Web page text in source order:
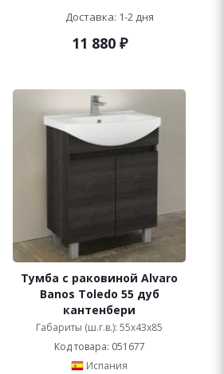
Доставка: 1-2 дня
11 880₽
Тумба с раковиной Alvaro
Banos Toledo 55 дуб
кантенбери
Габариты (ш.г.в.): 55x43x85
Код товара: 051677
Испания